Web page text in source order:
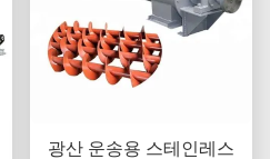
광산 운송용 스테인레스